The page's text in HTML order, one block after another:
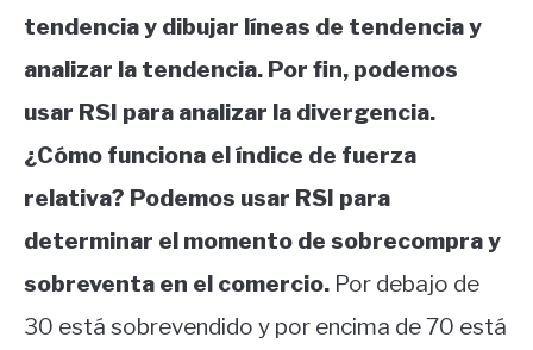
tendencia y dibujar líneas de tendencia y
analizar la tendencia. Por fin, podemos
usar RSI para analizar la divergencia.
¿Cómo funciona el índice de fuerza
relativa? Podemos usar RSI para
determinar el momento de sobrecompra y
sobreventa en el comercio. Por debajo de
30 está sobrevendido y por encima de 70 está